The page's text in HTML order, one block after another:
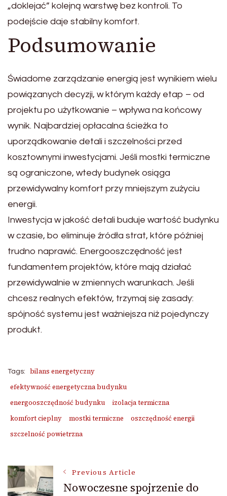
„doklejać” kolejną warstwę bez kontroli. To
podejście daje stabilny komfort.
Podsumowanie
Świadome zarządzanie energią jest wynikiem wielu
powiązanych decyzji, w którym każdy etap – od
projektu po użytkowanie – wpływa na końcowy
wynik. Najbardziej opłacalna ścieżka to
uporządkowanie detali i szczelności przed
kosztownymi inwestycjami. Jeśli mostki termiczne
są ograniczone, wtedy budynek osiąga
przewidywalny komfort przy mniejszym zużyciu
energii.
Inwestycja w jakość detali buduje wartość budynku
w czasie, bo eliminuje źródła strat, które później
trudno naprawić. Energooszczędność jest
fundamentem projektów, które mają działać
przewidywalnie w zmiennych warunkach. Jeśli
chcesz realnych efektów, trzymaj się zasady:
spójność systemu jest ważniejsza niż pojedynczy
produkt.
Tags:
bilans energetyczny
efektywność energetyczna budynku
energooszczędność budynku
izolacja termiczna
komfort cieplny
mostki termiczne
oszczędność energii
szczelność powietrzna
Post
Previous Article
Nowoczesne spojrzenie do